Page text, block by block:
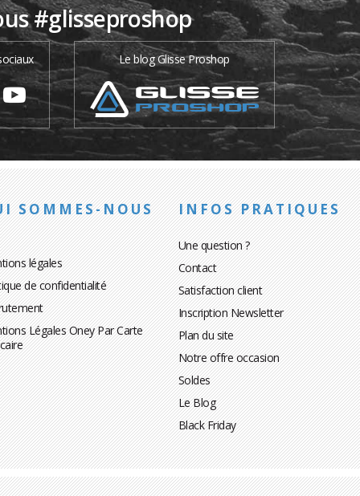
#glisseproshop
Le blog Glisse Proshop
SOMMES-NOUS
légales
de confidentialité
Légales Oney Par Carte
INFOS PRATIQUES
Une question ?
Contact
Satisfaction client
Inscription Newsletter
Plan du site
Notre offre occasion
Soldes
Le Blog
Black Friday